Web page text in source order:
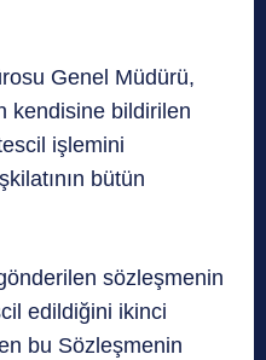
Genel Müdürü,
kendisine bildirilen
işlemini
bütün
sözleşmenin
edildiğini ikinci
bu Sözleşmenin